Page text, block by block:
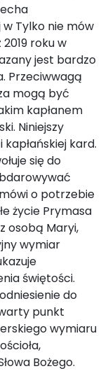
Tylko nie mów
roku w
jest bardzo
Przeciwwagą
mogą być
kapłanem
Niniejszy
kard.
się do
o potrzebie
życie Prymasa
osobą Maryi,
wymiar
świętości.
do
punkt
wymiaru
Bożego.